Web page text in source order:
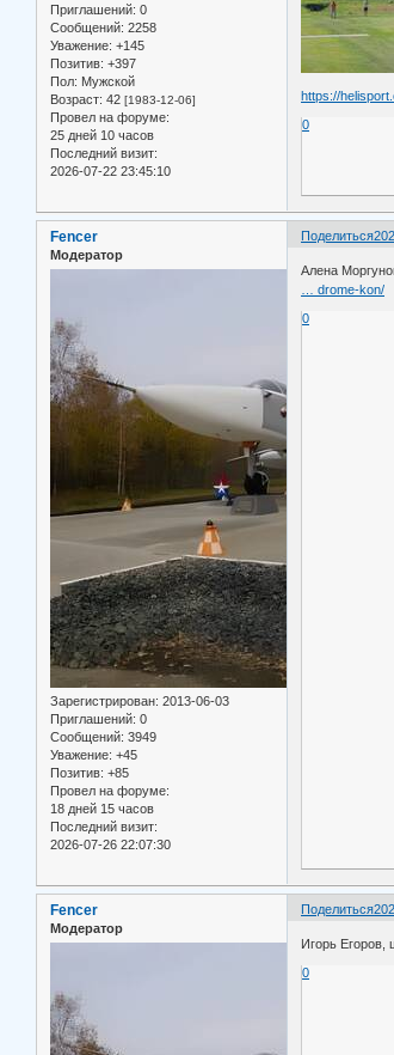
Приглашений: 0
Сообщений: 2258
Уважение: +145
Позитив: +397
Пол: Мужской
Возраст: 42 [1983-12-06]
Провел на форуме:
25 дней 10 часов
Последний визит:
2026-07-22 23:45:10
https://
0
Поделиться
Fencer
Модератор
Зарегистрирован: 2013-06-03
Приглашений: 0
Сообщений: 3949
Уважение: +45
Позитив: +85
Провел на форуме:
18 дней 15 часов
Последний визит:
2026-07-26 22:07:30
Алена
… drome-kon/
0
Поделиться
Fencer
Модератор
Игорь
0